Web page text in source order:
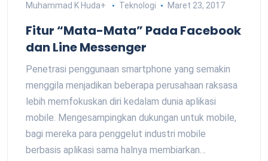
Muhammad K Huda+ Teknologi Maret 23, 2017
Fitur “Mata-Mata” Pada Facebook
dan Line Messenger
Penetrasi penggunaan smartphone yang semakin
menggila menjadikan beberapa perusahaan raksasa
lebih memfokuskan diri kedalam dunia aplikasi
mobile. Mengesampingkan dukungan untuk mobile,
bagi mereka para penggelut industri mobile
berbasis aplikasi sama halnya membiarkan…